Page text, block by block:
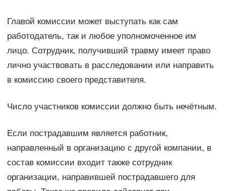
Главой комиссии может выступать как сам
работодатель, так и любое уполномоченное им
лицо. Сотрудник, получивший травму имеет право
лично участвовать в расследовании или направить
в комиссию своего представителя.
Число участников комиссии должно быть нечётным.
Если пострадавшим является работник,
направленный в организацию с другой компании, в
состав комиссии входит также сотрудник
организации, направившей пострадавшего для